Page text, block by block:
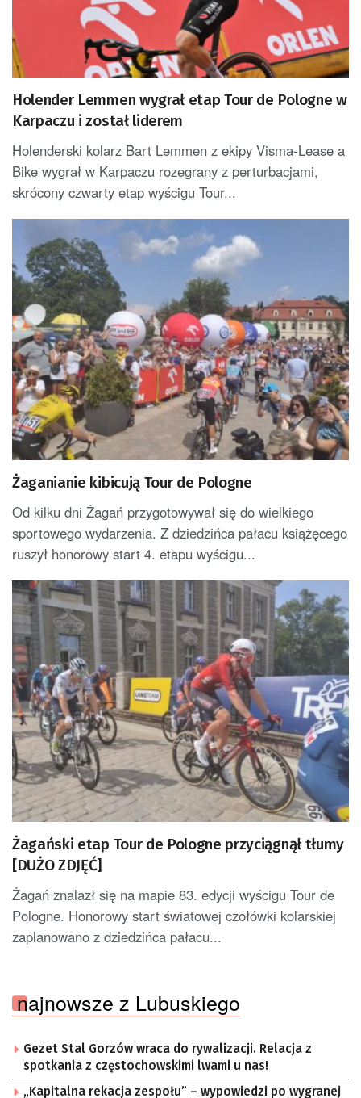
Holender Lemmen wygrał etap Tour de Pologne w
Karpaczu i został liderem
Holenderski kolarz Bart Lemmen z ekipy Visma-Lease a
Bike wygrał w Karpaczu rozegrany z perturbacjami,
skrócony czwarty etap wyścigu Tour...
Żaganianie kibicują Tour de Pologne
Od kilku dni Żagań przygotowywał się do wielkiego
sportowego wydarzenia. Z dziedzińca pałacu książęcego
ruszył honorowy start 4. etapu wyścigu...
Żagański etap Tour de Pologne przyciągnął tłumy
[DUŻO ZDJĘĆ]
Żagań znalazł się na mapie 83. edycji wyścigu Tour de
Pologne. Honorowy start światowej czołówki kolarskiej
zaplanowano z dziedzińca pałacu...
najnowsze z Lubuskiego
Gezet Stal Gorzów wraca do rywalizacji. Relacja z
spotkania z częstochowskimi lwami u nas!
„Kapitalna rekacja zespołu” – wypowiedzi po wygranej